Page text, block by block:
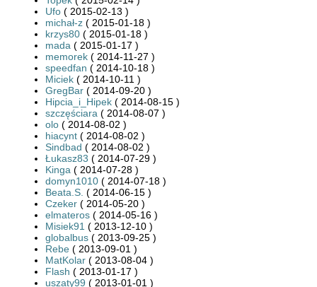
Ufo ( 2015-02-13 )
michał-z ( 2015-01-18 )
krzys80 ( 2015-01-18 )
mada ( 2015-01-17 )
memorek ( 2014-11-27 )
speedfan ( 2014-10-18 )
Miciek ( 2014-10-11 )
GregBar ( 2014-09-20 )
Hipcia_i_Hipek ( 2014-08-15 )
szczęściara ( 2014-08-07 )
olo ( 2014-08-02 )
hiacynt ( 2014-08-02 )
Sindbad ( 2014-08-02 )
Łukasz83 ( 2014-07-29 )
Kinga ( 2014-07-28 )
domyn1010 ( 2014-07-18 )
Beata.S. ( 2014-06-15 )
Czeker ( 2014-05-20 )
elmateros ( 2014-05-16 )
Misiek91 ( 2013-12-10 )
globalbus ( 2013-09-25 )
Rebe ( 2013-09-01 )
MatKolar ( 2013-08-04 )
Flash ( 2013-01-17 )
uszaty99 ( 2013-01-01 )